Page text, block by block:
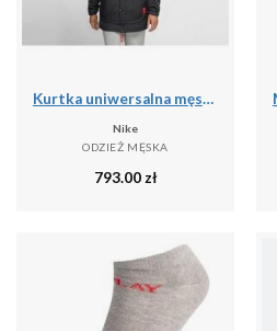
Kurtka uniwersalna męska Nike Kyrie Protect
Nike
ODZIEŻ MĘSKA
793.00 zł